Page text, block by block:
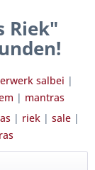
Riek"
salbei |
| mantras
| riek| sale|